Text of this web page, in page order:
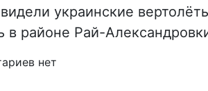
украинские
в районе Рай-
нет